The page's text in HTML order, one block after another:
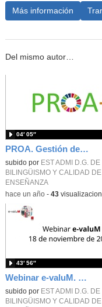
Más información
Del mismo autor…
PROA. Gestión del cambio.
subido por EST ADMI D.G. DE
BILINGÜISMO Y CALIDAD
ENSEÑANZA
04′ 05″
-hace un año- 43
Webinar e-valuM. 18 de noviembre de 2024
subido por EST ADMI D.G. DE
BILINGÜISMO Y CALIDAD
43′ 56″